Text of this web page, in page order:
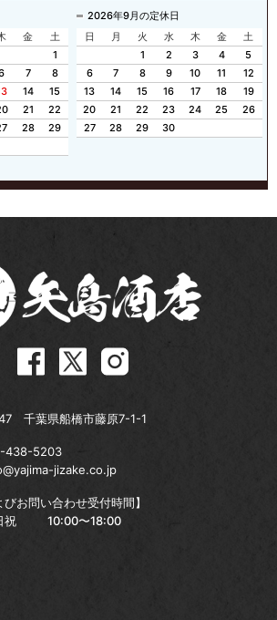
金
土
1
7
8
14
15
21
22
28
29
2026年9月の定休日
日
月 火 水 木 金
土
1
2 3 4
5
6
7 8 9 10 11
12
13
14 15 16 17 18
19
20
21 22 23 24 25
26
27
28 29 30
千葉県船橋市藤原7-1-1
438-5203
jizake.co.jp
びお問い合わせ受付時間】
祝
10:00〜18:00